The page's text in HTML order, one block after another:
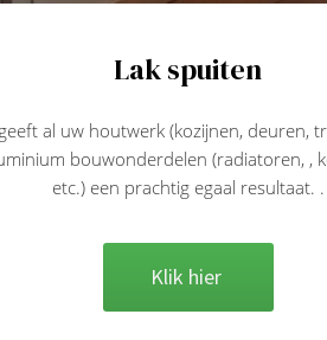
Lak spuiten
al uw houtwerk (kozijnen, deuren,
bouwonderdelen (radiatoren, ,
etc.) een prachtig egaal resultaat. .
Klik hier